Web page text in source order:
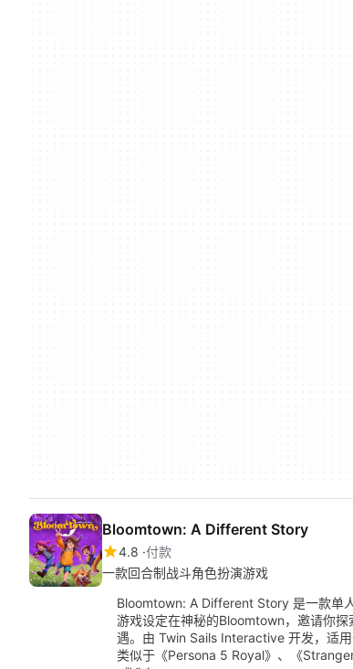
Bloomtown: A Different Story
4.8 付款
一款回合制战斗角色扮演游戏
Bloomtown: A Different Story 是一款单
游戏设定在神秘的Bloomtown，邀请你
遇。由 Twin Sails Interactive 开发，适
类似于《Persona 5 Royal》、《